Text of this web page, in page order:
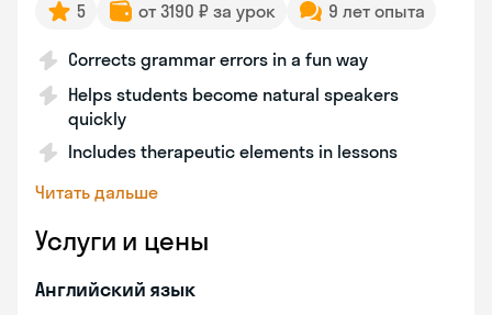
5 от 3190 ₽ за урок 9 лет опыта
Corrects grammar errors in a fun way
Helps students become natural speakers
quickly
Includes therapeutic elements in lessons
Читать дальше
Услуги и цены
Английский язык